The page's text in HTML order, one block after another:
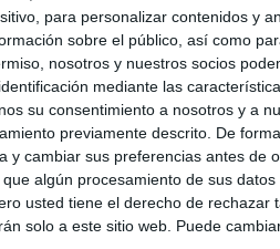
para personalizar contenidos y
sobre el público, así como
nosotros y nuestros socios
mediante las
su consentimiento a nosotros y a
previamente descrito. De
y cambiar sus preferencias antes de
algún procesamiento de sus
usted tiene el derecho de rechazar
solo a este sitio web. Puede
de Italia tras el rechazo de
se muevan sin que
del